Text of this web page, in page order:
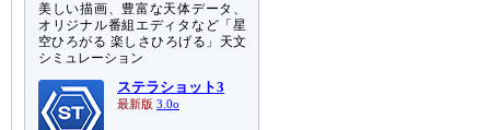
美しい描画、豊富な天体データ、
オリジナル番組エディタなど「星
空ひろがる 楽しさひろげる」天文
シミュレーション
ステラショット3
最新版 3.0o